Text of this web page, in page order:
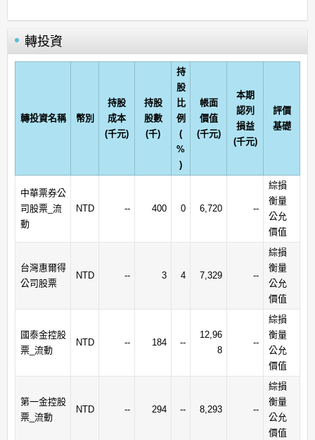
轉投資
轉投資名稱 幣別
持股
成本
(千元)
持股
股數
(千)
持
股
比
例
(
%
)
帳面
價值
(千元)
本期
認列
損益
(千元)
評價
基礎
中華票券公
司股票_流
動
NTD -- 400 0 6,720 --
綜損
衡量
公允
價值
台灣惠爾得
公司股票
NTD -- 3 4 7,329 --
綜損
衡量
公允
價值
國泰金控股
票_流動
NTD -- 184 --
12,96
8
--
綜損
衡量
公允
價值
第一金控股
票_流動
NTD -- 294 -- 8,293 --
綜損
衡量
公允
價值